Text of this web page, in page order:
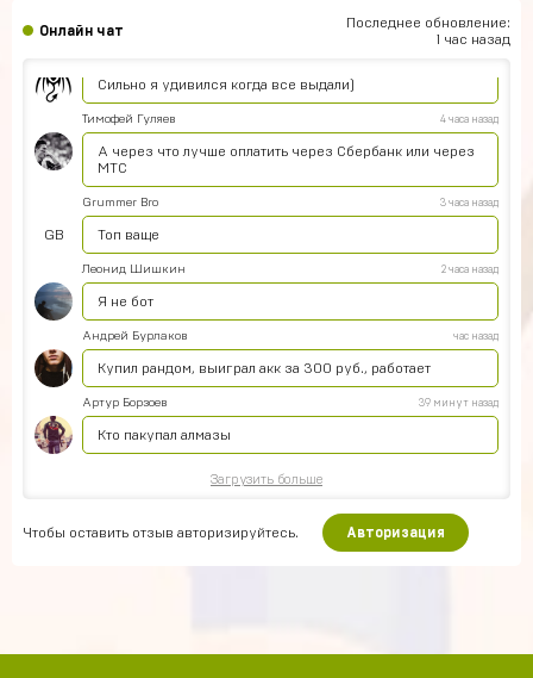
Онлайн чат
Последнее обновление:
1 час назад
куда вводить код для UC пополнения ?
Сильно я удивился когда все выдали)
Тимофей Гуляев 4 часа назад
А через что лучше оплатить через Сбербанк или через
МТС
GB
Grummer Bro 3 часа назад
Топ ваще
Леонид Шишкин 2 часа назад
Я не бот
Андрей Бурлаков час назад
Купил рандом, выиграл акк за 300 руб., работает
Артур Борзоев 39 минут назад
Кто пакупал алмазы
Загрузить больше
Чтобы оставить отзыв авторизируйтесь. Авторизация